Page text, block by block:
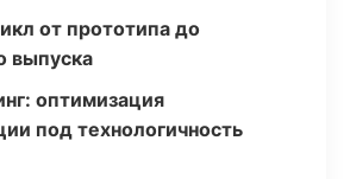
от прототипа до
выпуска
оптимизация
под технологичность